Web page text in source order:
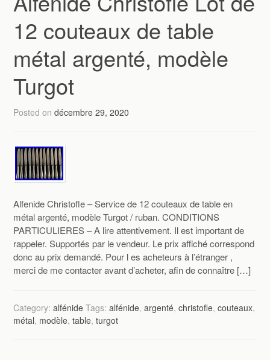
12 couteaux de table
métal argenté, modèle
Turgot
Posted ondécembre 29, 2020
Alfenide Christofle – Service de 12 couteaux de table en
métal argenté, modèle Turgot / ruban. CONDITIONS
PARTICULIERES – A lire attentivement. Il est important de
rappeler. Supportés par le vendeur. Le prix affiché correspond
donc au prix demandé. Pour l es acheteurs à l’étranger ,
merci de me contacter avant d’acheter, afin de connaître […]
Category:alfénide Tags:alfénide,argenté,christofle,couteaux,
métal, modèle,table,turgot